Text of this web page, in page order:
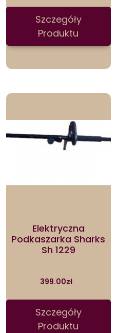
Szczegóły
Produktu
Elektryczna
Podkaszarka Sharks
Sh 1229
399.00zł
Szczegóły
Produktu